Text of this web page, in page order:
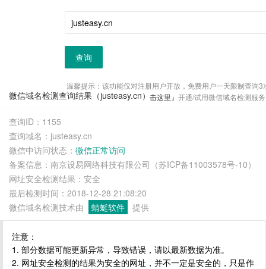
查询
温馨提示：该功能仅对注册用户开放，免费用户一天限制查询3
击这里』 开通/试用微信域名检测服务
微信域名检测查询结果（justeasy.cn）
查询ID：1155
查询域名：justeasy.cn
微信中访问状态： 微信正常访问
备案信息：南京设易网络科技有限公司（苏ICP备11003578号-10）
网址安全检测结果：安全
最后检测时间：2018-12-28 21:08:20
微信域名检测技术由
蜻蜓软件 提供
注意：
1. 部分数据可能更新异常，导致错误，请以最新数据为准。
2. 网址安全检测的结果为安全的网址，并不一定是安全的，只是作